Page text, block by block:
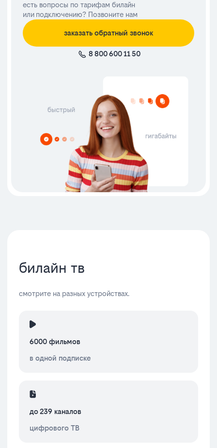
есть вопросы по тарифам билайн
или подключению? Позвоните нам
заказать обратный звонок
8 800 600 11 50
билайн тв
смотрите на разных устройствах.
6000 фильмов
в одной подписке
до 239 каналов
цифрового ТВ